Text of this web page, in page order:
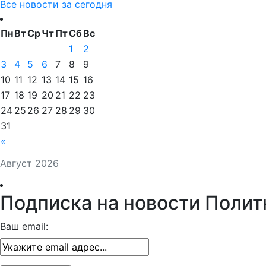
Все новости за сегодня
Август 2026
ПнВтСрЧтПтСбВс
«
1
2
3
4 5 6 7 8
9
10 11 12 13 14 15 16
17 18 19 20 21 22 23
24 25 26 27 28 29 30
31
Подписка на новости
Ваш email: